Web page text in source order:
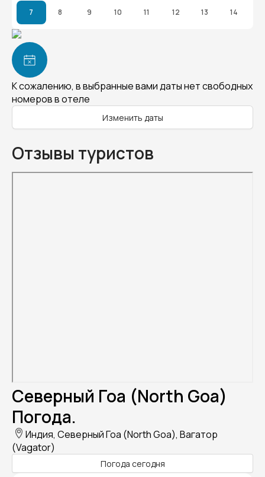
7 8 9 10 11 12 13 14
К сожалению, в выбранные вами даты нет свободных
номеров в отеле
Изменить даты
Отзывы туристов
Северный Гоа (North Goa)
Погода.
Индия, Северный Гоа (North Goa), Вагатор
(Vagator)
Погода сегодня